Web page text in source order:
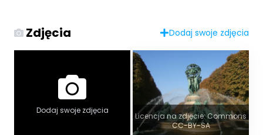
Zdjęcia Dodaj swoje zdjęcia
Dodaj swoje zdjęcia
Licencja na zdjęcie: Commons
CC-BY-SA